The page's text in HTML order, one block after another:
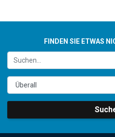
FINDEN SIE ETWAS